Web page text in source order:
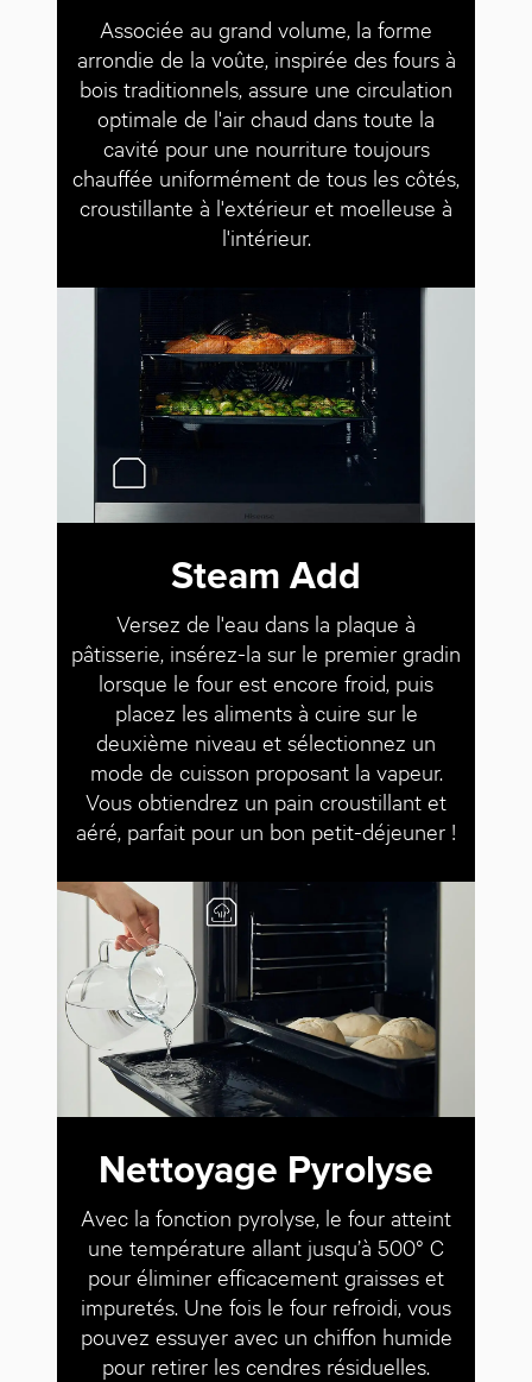
Associée au grand volume, la forme
arrondie de la voûte, inspirée des fours à
bois traditionnels, assure une circulation
optimale de l'air chaud dans toute la
cavité pour une nourriture toujours
chauffée uniformément de tous les côtés,
croustillante à l'extérieur et moelleuse à
l'intérieur.
Steam Add
Versez de l'eau dans la plaque à
pâtisserie, insérez-la sur le premier gradin
lorsque le four est encore froid, puis
placez les aliments à cuire sur le
deuxième niveau et sélectionnez un
mode de cuisson proposant la vapeur.
Vous obtiendrez un pain croustillant et
aéré, parfait pour un bon petit-déjeuner !
Nettoyage Pyrolyse
Avec la fonction pyrolyse, le four atteint
une température allant jusqu’à 500° C
pour éliminer efficacement graisses et
impuretés. Une fois le four refroidi, vous
pouvez essuyer avec un chiffon humide
pour retirer les cendres résiduelles.